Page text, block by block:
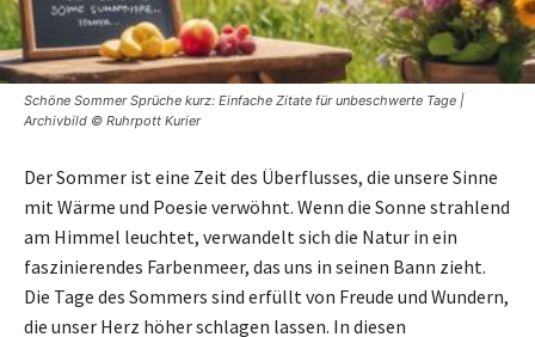
Schöne Sommer Sprüche kurz: Einfache Zitate für unbeschwerte Tage |
Archivbild © Ruhrpott Kurier
Der Sommer ist eine Zeit des Überflusses, die unsere Sinne
mit Wärme und Poesie verwöhnt. Wenn die Sonne strahlend
am Himmel leuchtet, verwandelt sich die Natur in ein
faszinierendes Farbenmeer, das uns in seinen Bann zieht.
Die Tage des Sommers sind erfüllt von Freude und Wundern,
die unser Herz höher schlagen lassen. In diesen